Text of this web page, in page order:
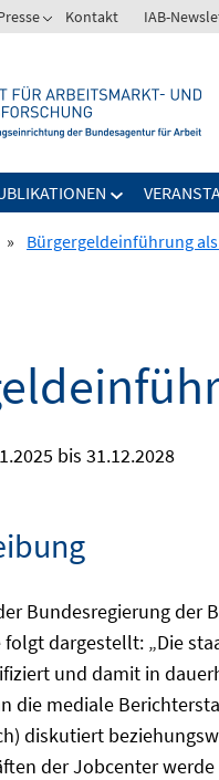
Kontakt IAB-
» Bürgergeldeinführung
bis 31.12.2028
Bundesregierung der
dargestellt: „Die
und damit in
die mediale
diskutiert
der Jobcenter